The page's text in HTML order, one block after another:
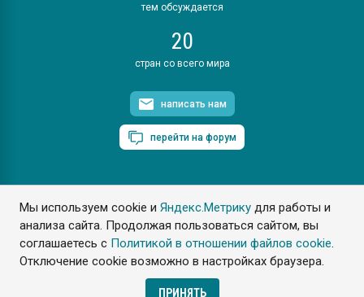
Мы используем cookie иЯндекс.Метрику для работы и
анализа сайта. Продолжая пользоваться сайтом, вы
соглашаетесь с Политикой в отношении файлов cookie.
Отключение cookie возможно в настройках браузера.
ПРИНЯТЬ
тем обсуждается
20
стран со всего мира
написать нам
перейти на форум
ПластЭксперт © 2006. Все права защищены
Разрешается копирование материалов сайта с обязательной
ссылкой на www.e-plastic.ru
Разработка сайта